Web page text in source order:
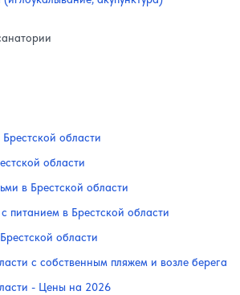
области
области
в Брестской области
питанием в Брестской области
области
с собственным пляжем и возле берега
- Цены на 2026